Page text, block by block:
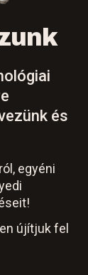
és
egyéni
újítjuk fel